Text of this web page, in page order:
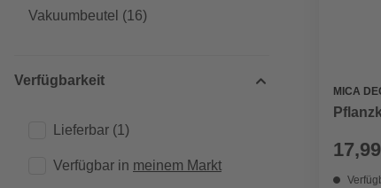
Vakuumbeutel (16)
Verfügbarkeit
Lieferbar (1)
Verfügbar in meinem Markt
MICA